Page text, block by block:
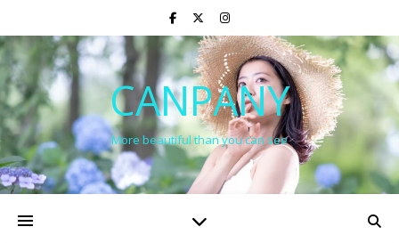
CANPANY
More beautiful than you can see